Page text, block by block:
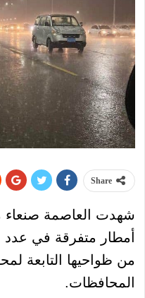
Share
شهدت العاصمة صنعاء
أمطار متفرقة في
من ظواحيها التابعة
المحافظات.